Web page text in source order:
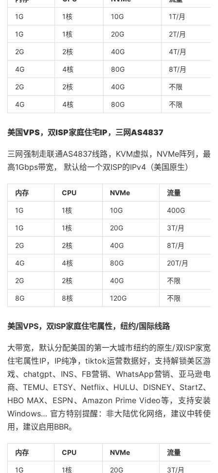
1G 1核 10G 1T/月
1G 1核 20G 2T/月
2G 2核 40G 4T/月
4G 4核 80G 8T/月
2G 2核 40G 不限
4G 4核 80G 不限
美国VPS，双ISP家庭住宅IP，三网AS4837
三网强制走联通AS4837线路，KVM虚拟，NVMe阵列，最
高1Gbps带宽， 默认给一个双ISP的IPv4（美国原生）
内存 CPU NVMe 流量
1G 1核 10G 400G
1G 1核 20G 3T/月
2G 2核 40G 8T/月
4G 4核 80G 20T/月
2G 2核 40G 不限
8G 8核 120G 不限
美国VPS，双ISP家庭住宅属性，纽约/国际线路
大带宽，默认分配美国的第一大城市纽约的原生/双ISP家宽
住宅属性IP，IP纯净，tiktok运营数据好，支持解锁美区游
戏、chatgpt、INS、FB营销、WhatsApp营销、亚马逊电
商、TEMU、ETSY、Netflix、HULU、DISNEY、StartZ、
HBO MAX、ESPN、Amazon Prime Video等，支持安装
Windows… 官方特别提醒：非大陆优化网络，建议中转使
用，建议启用BBR。
内存 CPU NVMe 流量
1G 1核 20G 3T/月